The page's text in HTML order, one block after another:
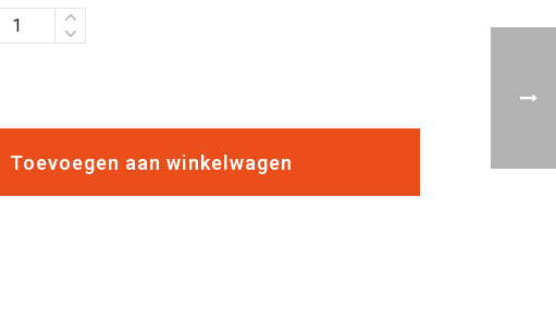
Toevoegen aan winkelwagen